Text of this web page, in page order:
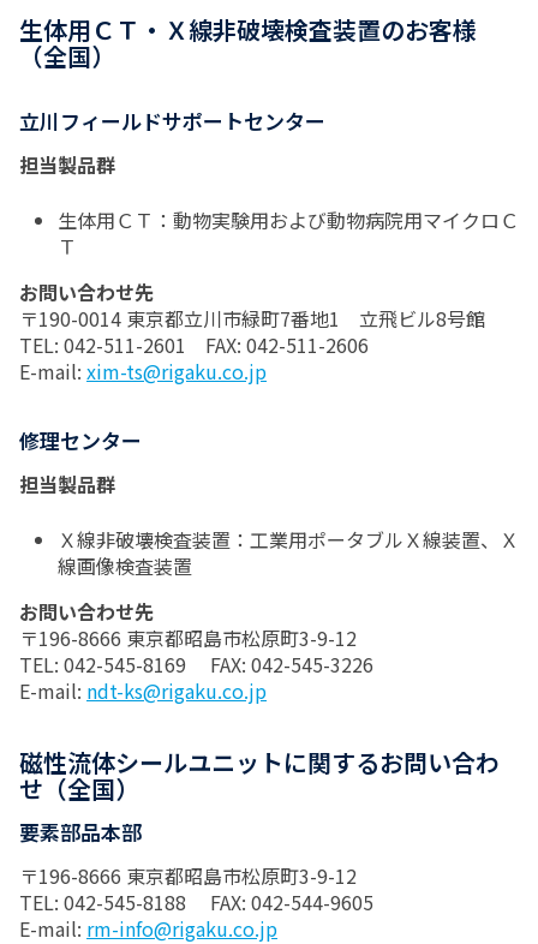
生体用ＣＴ・Ｘ線非破壊検査装置のお客様
（全国）
立川フィールドサポートセンター
担当製品群
生体用ＣＴ：動物実験用および動物病院用マイクロＣ
Ｔ
お問い合わせ先
〒190-0014 東京都立川市緑町7番地1 立飛ビル8号館
TEL: 042-511-2601 FAX: 042-511-2606
E-mail: xim-ts@rigaku.co.jp
修理センター
担当製品群
Ｘ線非破壊検査装置：工業用ポータブルＸ線装置、Ｘ
線画像検査装置
お問い合わせ先
〒196-8666 東京都昭島市松原町3-9-12
TEL: 042-545-8169 FAX: 042-545-3226
E-mail: ndt-ks@rigaku.co.jp
磁性流体シールユニットに関するお問い合わ
せ（全国）
要素部品本部
〒196-8666 東京都昭島市松原町3-9-12
TEL: 042-545-8188 FAX: 042-544-9605
E-mail: rm-info@rigaku.co.jp